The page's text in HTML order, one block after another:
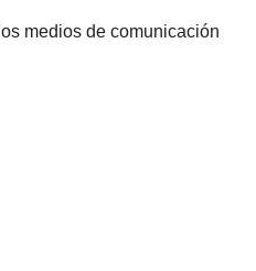
medios de comunicación